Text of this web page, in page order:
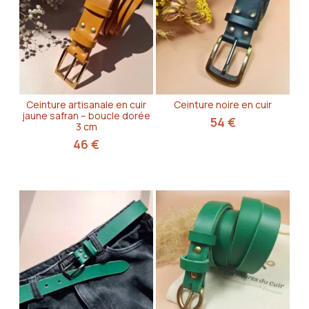
Ceinture artisanale en cuir
jaune safran – boucle dorée
3 cm
46€
Ceinture noire en cuir
54 €